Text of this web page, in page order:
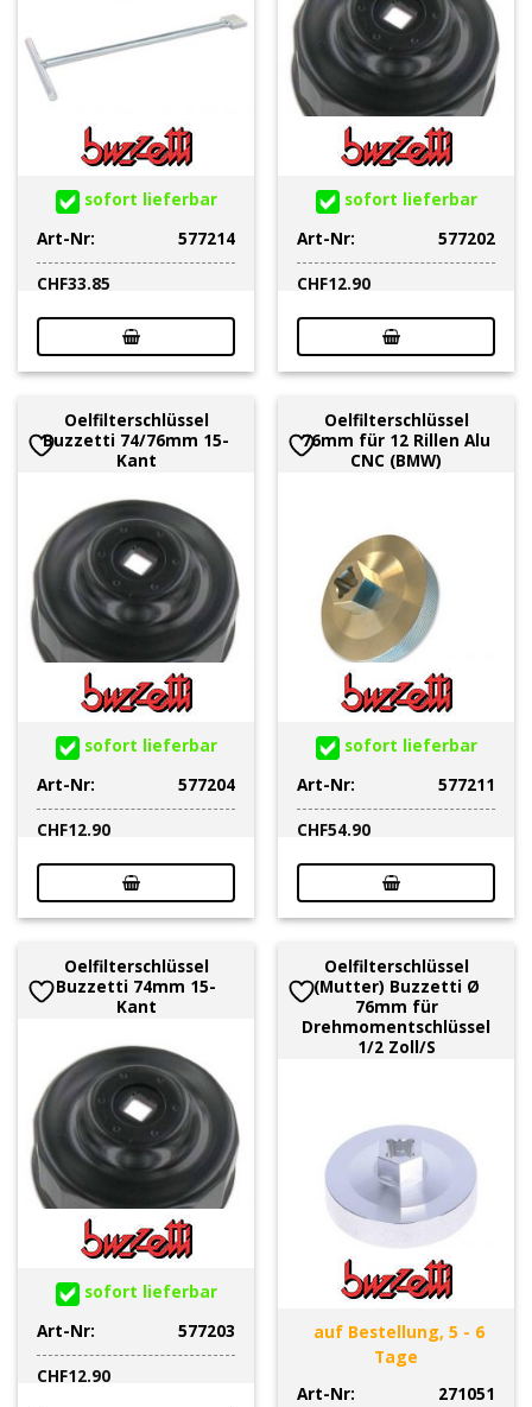
sofort lieferbar
Art-Nr:
577214
CHF33.85
sofort lieferbar
Art-Nr:
577202
CHF12.90
Oelfilterschlüssel
Buzzetti 74/76mm 15-
Kant
sofort lieferbar
Art-Nr:
577204
CHF12.90
Oelfilterschlüssel
76mm für 12 Rillen Alu
CNC (BMW)
sofort lieferbar
Art-Nr:
577211
CHF54.90
Oelfilterschlüssel
Buzzetti 74mm 15-
Kant
sofort lieferbar
Art-Nr:
577203
CHF12.90
Oelfilterschlüssel
(Mutter) Buzzetti Ø
76mm für
Drehmomentschlüssel
1/2 Zoll/S
auf Bestellung, 5 - 6
Tage
Art-Nr:
271051